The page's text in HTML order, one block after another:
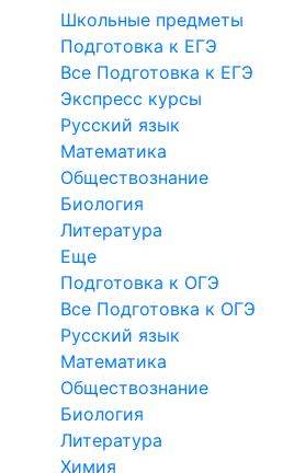
Школьные предметы
Подготовка к ЕГЭ
Все Подготовка к ЕГЭ
Экспресс курсы
Русский язык
Математика
Обществознание
Биология
Литература
Еще
Подготовка к ОГЭ
Все Подготовка к ОГЭ
Русский язык
Математика
Обществознание
Биология
Литература
Химия